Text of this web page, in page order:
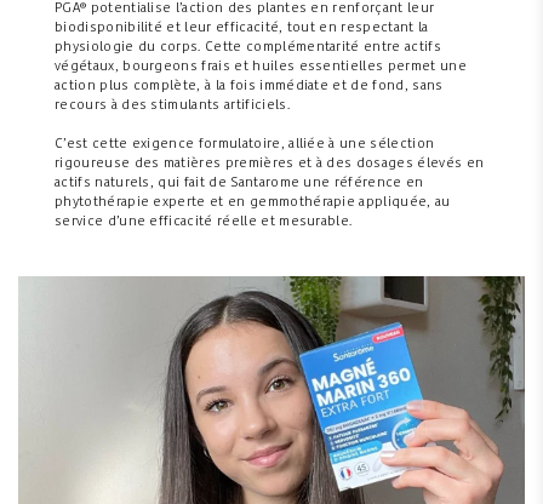
PGA® potentialise l’action des plantes en renforçant leur
biodisponibilité et leur efficacité, tout en respectant la
physiologie du corps. Cette complémentarité entre actifs
végétaux, bourgeons frais et huiles essentielles permet une
action plus complète, à la fois immédiate et de fond, sans
recours à des stimulants artificiels.
C’est cette exigence formulatoire, alliée à une sélection
rigoureuse des matières premières et à des dosages élevés en
actifs naturels, qui fait de Santarome une référence en
phytothérapie experte et en gemmothérapie appliquée, au
service d’une efficacité réelle et mesurable.